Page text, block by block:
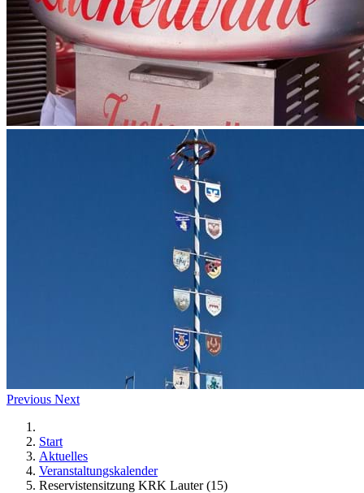
Previous Next
Start
Aktuelles
Veranstaltungskalender
Reservistensitzung KRK Lauter (15)